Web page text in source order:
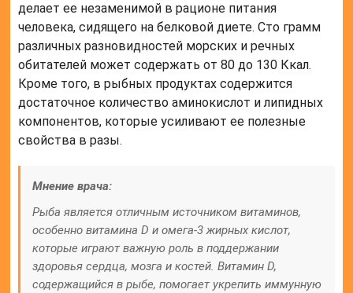
делает ее незаменимой в рационе питания
человека, сидящего на белковой диете. Сто грамм
различных разновидностей морских и речных
обитателей может содержать от 80 до 130 Ккал.
Кроме того, в рыбных продуктах содержится
достаточное количество аминокислот и липидных
компонентов, которые усиливают ее полезные
свойства в разы.
Мнение врача:
Рыба является отличным источником витаминов,
особенно витамина D и омега-3 жирных кислот,
которые играют важную роль в поддержании
здоровья сердца, мозга и костей. Витамин D,
содержащийся в рыбе, помогает укрепить иммунную